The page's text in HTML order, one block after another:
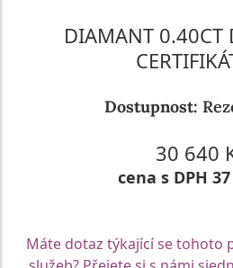
DIAMANT 0.40CT
Dostupnost:
30 640
cena s DPH
Máte dotaz týkající se tohoto